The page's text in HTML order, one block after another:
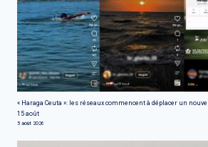
« Haraga Ceuta »: les réseaux commencent à déplacer un
15 août
5 août 2026